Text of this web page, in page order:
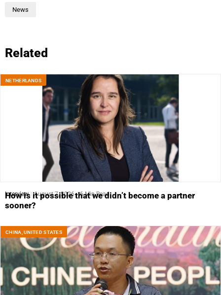
News
Related
NETHERLANDS
Interview August 7, 2026 6 Min Read
How is it possible that we didn’t become a partner
sooner?
CHINA ,UNITED STATES